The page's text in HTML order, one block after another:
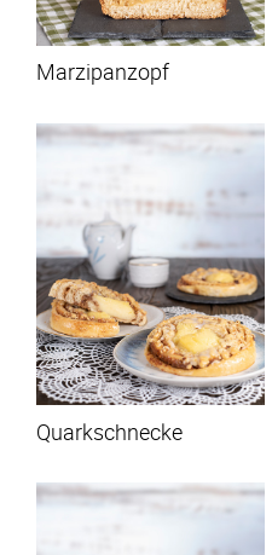
Marzipanzopf
Quarkschnecke